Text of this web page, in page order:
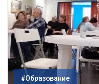
#Образование